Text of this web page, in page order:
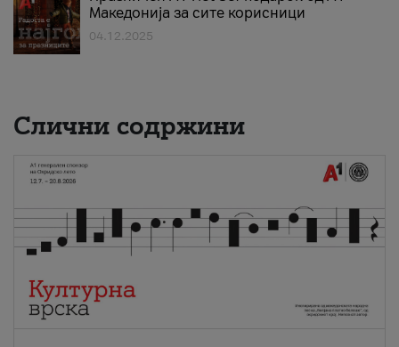
Македонија за сите корисници
04.12.2025
Слични содржини